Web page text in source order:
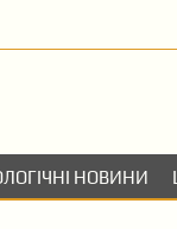
НОВИНИ